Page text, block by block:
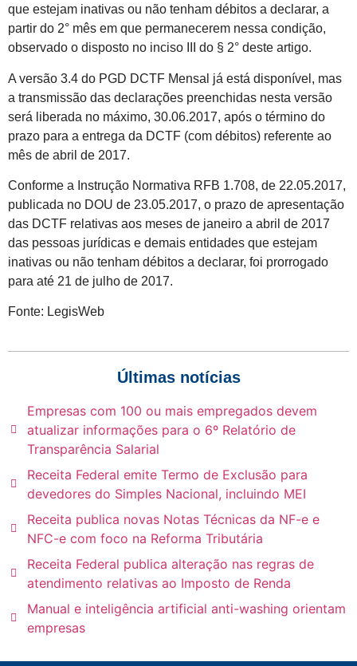
que estejam inativas ou não tenham débitos a declarar, a
partir do 2° mês em que permanecerem nessa condição,
observado o disposto no inciso III do § 2° deste artigo.
A versão 3.4 do PGD DCTF Mensal já está disponível, mas
a transmissão das declarações preenchidas nesta versão
será liberada no máximo, 30.06.2017, após o término do
prazo para a entrega da DCTF (com débitos) referente ao
mês de abril de 2017.
Conforme a Instrução Normativa RFB 1.708, de 22.05.2017,
publicada no DOU de 23.05.2017, o prazo de apresentação
das DCTF relativas aos meses de janeiro a abril de 2017
das pessoas jurídicas e demais entidades que estejam
inativas ou não tenham débitos a declarar, foi prorrogado
para até 21 de julho de 2017.
Fonte: LegisWeb
Últimas notícias
Empresas com 100 ou mais empregados devem
atualizar informações para o 6º Relatório de
Transparência Salarial
Receita Federal emite Termo de Exclusão para
devedores do Simples Nacional, incluindo MEI
Receita publica novas Notas Técnicas da NF-e e
NFC-e com foco na Reforma Tributária
Receita Federal publica alteração nas regras de
atendimento relativas ao Imposto de Renda
Manual e inteligência artificial anti-washing orientam
empresas